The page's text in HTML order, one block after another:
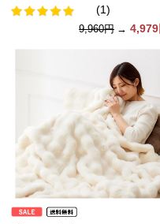
(1)
9,960円 → 4,979